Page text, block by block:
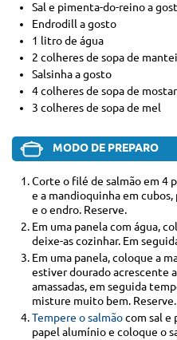
Sal e pimenta-do-reino a
Endrodilla gosto
1 litro de água
2 colheres de sopa de
Salsinha a gosto
4 colheres de sopa de
3 colheres de sopa de mel
MODO DE PREPARO
Corte o filé de salmão em 4
e a mandioquinha em
e o endro. Reserve.
Em uma panela com água,
deixe-as cozinhar. Em
Em uma panela, coloque a
estiver dourado acrescente
amassadas, em seguida
misture muito bem. Reserve.
Tempere o salmãocom sal e
papel alumínio e coloque o